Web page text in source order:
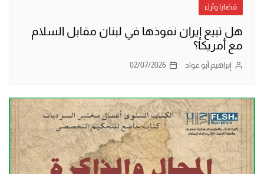
قضايا وآراء
هل تبيع إيران نفوذها في لبنان مقابل السلام
مع أمريكا؟
إبراهيم أبو عواد 02/07/2026